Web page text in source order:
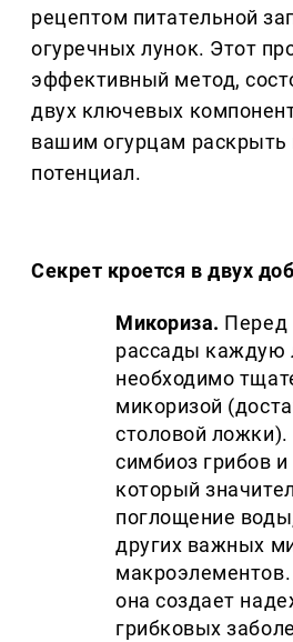
рецептом питательной
огуречных лунок. Этот
эффективный метод,
двух ключевых
вашим огурцам раскрыть
потенциал.
Секрет кроется в двух
Микориза. Перед
рассады каждую
необходимо
микоризой
столовой
симбиоз грибов
который
поглощение
других важных
она создает
грибковых